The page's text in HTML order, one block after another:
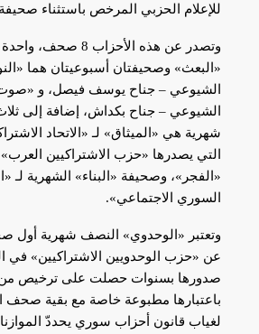
للإعلام الحزبي المرخص باستثناء
وتصدر عن هذه الأحزاب
«البعث» وصحيفتان أسبوعيتان هما
الشيوعي – جناح يوسف فيصل، و
الشيوعي – جناح بكداش، إضافة إلى
شهرية هي «الميثاق» لـ «الاتحاد
التي يصدرها «حزب الاشتراكيين
«الفجر»، وصحيفة «البناء» الشهرية لـ
السوري الاجتماعي».
وتعتبر «الوحدوي» النصف شهرية أول
صدورها بسنوات حصلت على ترخيص من
باعتبارها مطبوعة خاصة مع بقية صحف
لغياب قانون أحزاب سوري يحددّ